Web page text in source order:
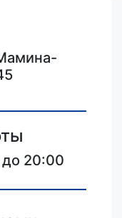
20:00